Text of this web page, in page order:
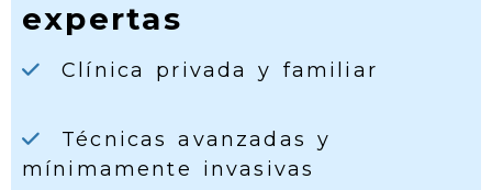
expertas
Clínica privada y familiar
Técnicas avanzadas y
mínimamente invasivas